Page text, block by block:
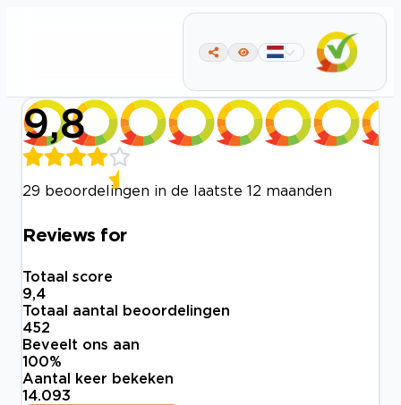
9,8
29 beoordelingen in de laatste 12 maanden
Reviews for
Totaal score
9,4
Totaal aantal beoordelingen
452
Beveelt ons aan
100%
Aantal keer bekeken
14.093